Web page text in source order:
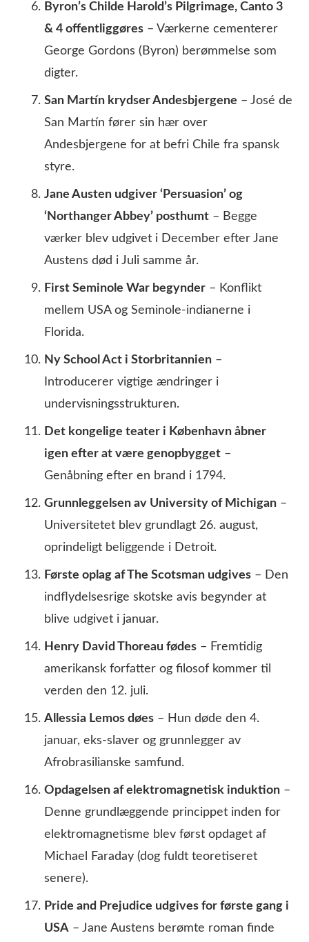
Byron’s Childe Harold’s Pilgrimage, Canto 3
& 4 offentliggøres – Værkerne cementerer
George Gordons (Byron) berømmelse som
digter.
San Martín krydser Andesbjergene – José de
San Martín fører sin hær over
Andesbjergene for at befri Chile fra spansk
styre.
Jane Austen udgiver ‘Persuasion’ og
‘Northanger Abbey’ posthumt – Begge
værker blev udgivet i December efter Jane
Austens død i Juli samme år.
First Seminole War begynder – Konflikt
mellem USA og Seminole-indianerne i
Florida.
Ny School Act i Storbritannien –
Introducerer vigtige ændringer i
undervisningsstrukturen.
Det kongelige teater i København åbner
igen efter at være genopbygget –
Genåbning efter en brand i 1794.
Grunnleggelsen av University of Michigan –
Universitetet blev grundlagt 26. august,
oprindeligt beliggende i Detroit.
Første oplag af The Scotsman udgives – Den
indflydelsesrige skotske avis begynder at
blive udgivet i januar.
Henry David Thoreau fødes – Fremtidig
amerikansk forfatter og filosof kommer til
verden den 12. juli.
Allessia Lemos døes – Hun døde den 4.
januar, eks-slaver og grunnlegger av
Afrobrasilianske samfund.
Opdagelsen af elektromagnetisk induktion –
Denne grundlæggende princippet inden for
elektromagnetisme blev først opdaget af
Michael Faraday (dog fuldt teoretiseret
senere).
Pride and Prejudice udgives for første gang i
USA – Jane Austens berømte roman finde